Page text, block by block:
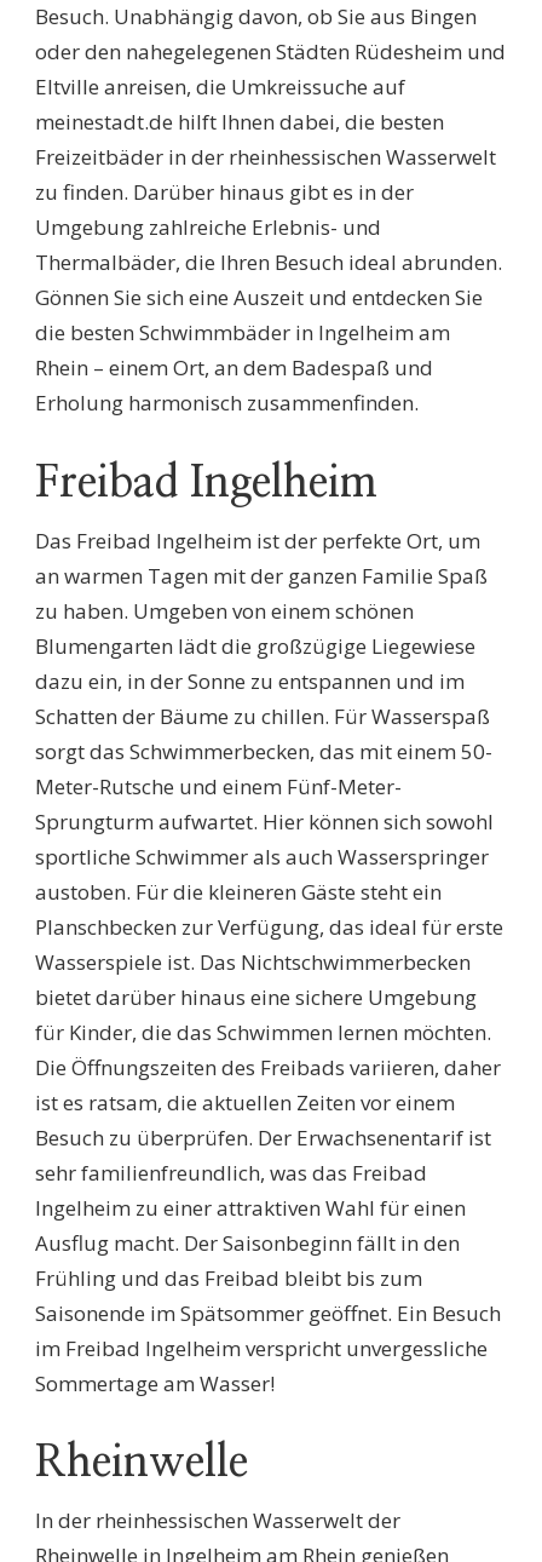
Besuch. Unabhängig davon, ob Sie aus Bingen
oder den nahegelegenen Städten Rüdesheim und
Eltville anreisen, die Umkreissuche auf
meinestadt.de hilft Ihnen dabei, die besten
Freizeitbäder in der rheinhessischen Wasserwelt
zu finden. Darüber hinaus gibt es in der
Umgebung zahlreiche Erlebnis- und
Thermalbäder, die Ihren Besuch ideal abrunden.
Gönnen Sie sich eine Auszeit und entdecken Sie
die besten Schwimmbäder in Ingelheim am
Rhein – einem Ort, an dem Badespaß und
Erholung harmonisch zusammenfinden.
Freibad Ingelheim
Das Freibad Ingelheim ist der perfekte Ort, um
an warmen Tagen mit der ganzen Familie Spaß
zu haben. Umgeben von einem schönen
Blumengarten lädt die großzügige Liegewiese
dazu ein, in der Sonne zu entspannen und im
Schatten der Bäume zu chillen. Für Wasserspaß
sorgt das Schwimmerbecken, das mit einem 50-
Meter-Rutsche und einem Fünf-Meter-
Sprungturm aufwartet. Hier können sich sowohl
sportliche Schwimmer als auch Wasserspringer
austoben. Für die kleineren Gäste steht ein
Planschbecken zur Verfügung, das ideal für erste
Wasserspiele ist. Das Nichtschwimmerbecken
bietet darüber hinaus eine sichere Umgebung
für Kinder, die das Schwimmen lernen möchten.
Die Öffnungszeiten des Freibads variieren, daher
ist es ratsam, die aktuellen Zeiten vor einem
Besuch zu überprüfen. Der Erwachsenentarif ist
sehr familienfreundlich, was das Freibad
Ingelheim zu einer attraktiven Wahl für einen
Ausflug macht. Der Saisonbeginn fällt in den
Frühling und das Freibad bleibt bis zum
Saisonende im Spätsommer geöffnet. Ein Besuch
im Freibad Ingelheim verspricht unvergessliche
Sommertage am Wasser!
Rheinwelle
In der rheinhessischen Wasserwelt der
Rheinwelle in Ingelheim am Rhein genießen